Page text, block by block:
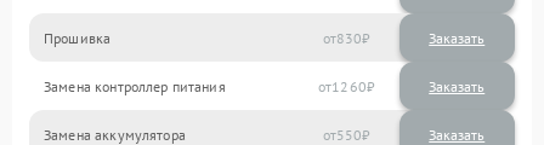
Прошивка 830
Замена контроллер питания 1260
Замена аккумулятора 550